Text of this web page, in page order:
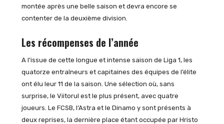
montée après une belle saison et devra encore se
contenter de la deuxième division.
Les récompenses de l’année
A l’issue de cette longue et intense saison de Liga 1, les
quatorze entraîneurs et capitaines des équipes de l’élite
ont élu leur 11 de la saison. Une sélection où, sans
surprise, le Viitorul est le plus présent, avec quatre
joueurs. Le FCSB, l’Astra et le Dinamo y sont présents à
deux reprises, la dernière place étant occupée par Hristo